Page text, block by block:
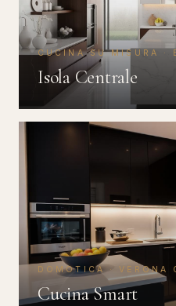
CUCINA SU MISURA ·
Isola Centrale
DOMOTICA · VERONA
Cucina Smart